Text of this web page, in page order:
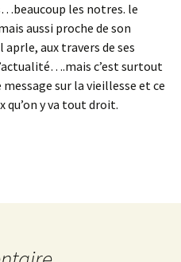
les notres. le
aussi proche de son
aprle, aux travers de ses
c’est surtout
sur la vieillesse et ce
qu’on y va tout droit.